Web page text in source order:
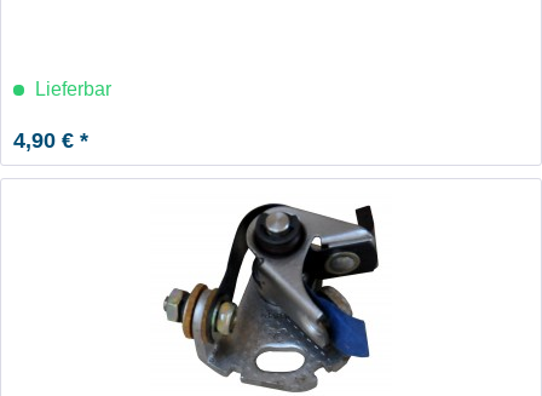
Lieferbar
4,90 € *